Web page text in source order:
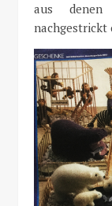
aus denen
nachgestrickt